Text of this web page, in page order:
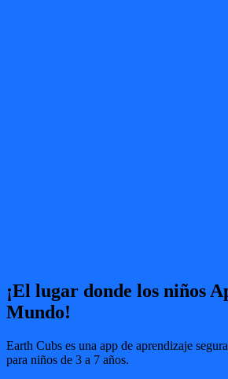
¡El lugar donde los niños
Mundo!
Earth Cubs es una app de aprendizaje
para niños de 3 a 7 años.